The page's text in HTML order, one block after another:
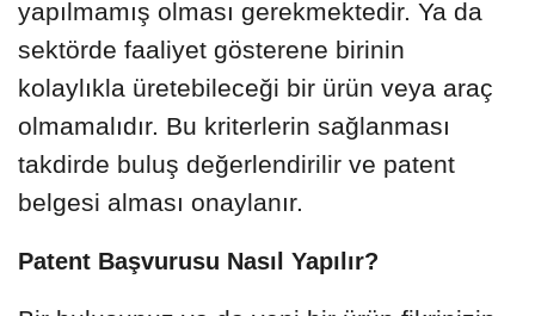
yapılmamış olması gerekmektedir. Ya da
sektörde faaliyet gösterene birinin
kolaylıkla üretebileceği bir ürün veya araç
olmamalıdır. Bu kriterlerin sağlanması
takdirde buluş değerlendirilir ve patent
belgesi alması onaylanır.
Patent Başvurusu Nasıl Yapılır?